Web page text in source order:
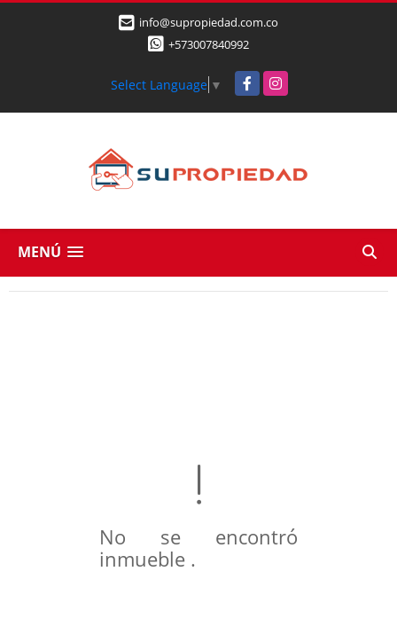
info@supropiedad.com.co
+573007840992
Select Language ▼ FacebookInstagram
MENÚ
No se encontró
inmueble .